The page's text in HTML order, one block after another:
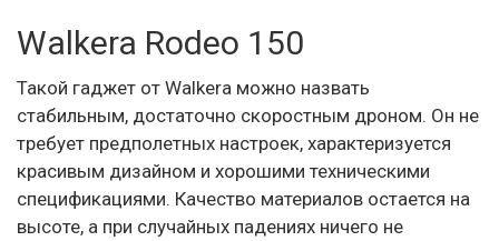
Walkera Rodeo 150
Такой гаджет от Walkera можно назвать
стабильным, достаточно скоростным дроном. Он не
требует предполетных настроек, характеризуется
красивым дизайном и хорошими техническими
спецификациями. Качество материалов остается на
высоте, а при случайных падениях ничего не